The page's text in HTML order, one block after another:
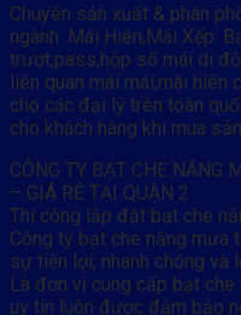
Chuyên sản xuất & phân
ngành: Mái Hiên,Mái Xếp:
trượt,pass,hộp số mái di
liên quan mái mái,mái hiên
cho các đại lý trên toàn
cho khách hàng khi mua
CÔNG TY BẠT CHE NẮNG
– GIÁ RẺ TẠI QUẬN 2
Thi công lắp đặt bạt che
Công ty bạt che nắng mưa
sự tiện lợi, nhanh chóng và
Là đơn vị cung cấp bạt
uy tín luôn được đảm bảo